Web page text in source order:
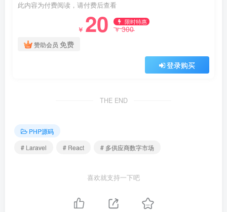
此内容为付费阅读，请付费后查看
￥ 20 限时特惠
￥300
赞助会员 免费
登录购买
THE END
PHP源码
# Laravel
# React # 多供应商数字市场
喜欢就支持一下吧